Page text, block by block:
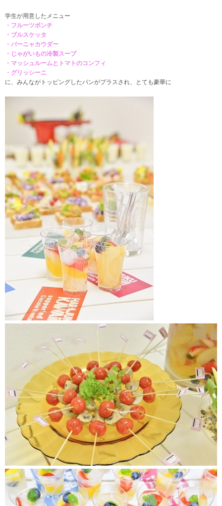
学生が用意したメニュー
・フルーツポンチ
・ブルスケッタ
・バーニャカウダー
・じゃがいもの冷製スープ
・マッシュルームとトマトのコンフィ
・グリッシーニ
に、みんながトッピングしたパンがプラスされ、とても豪華に